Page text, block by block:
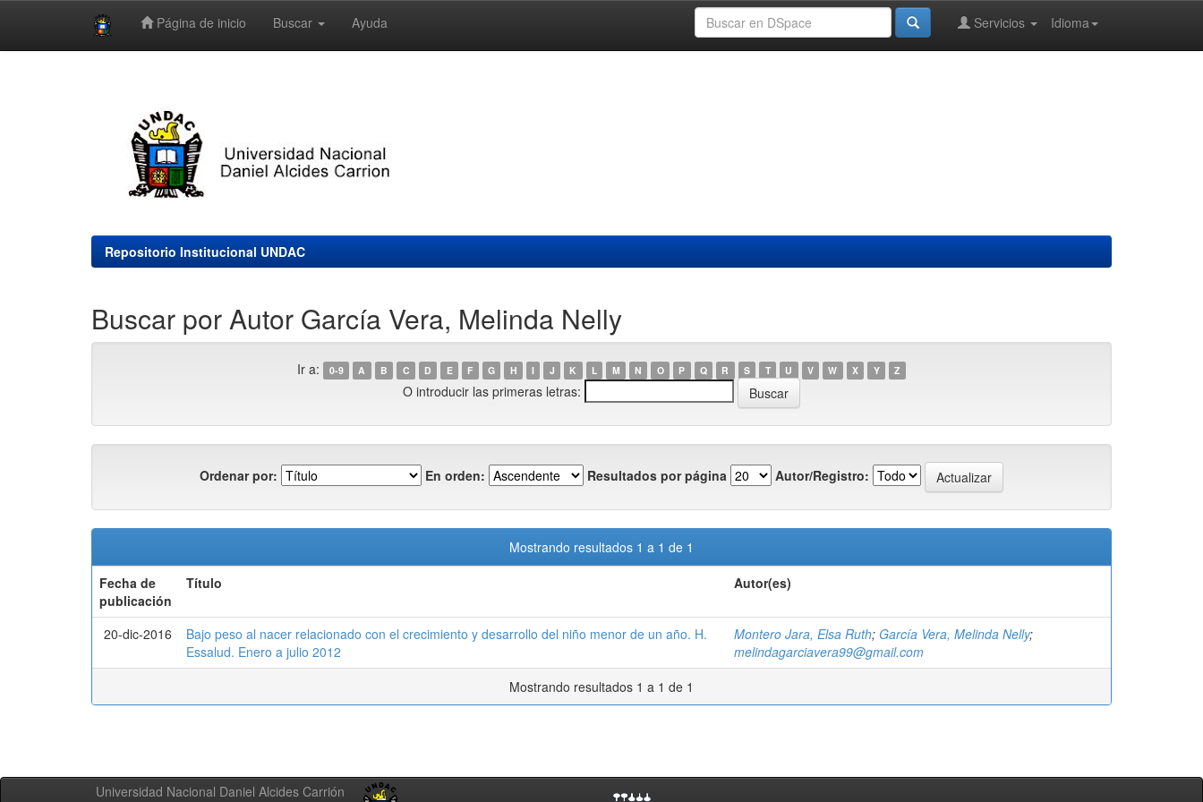
Página de inicio Buscar Ayuda Idioma
Servicios
Repositorio Institucional UNDAC
Buscar por Autor García Vera, Melinda Nelly
Ir a: 0-9 A B C D E F G H I J K L M N O P Q R S T U V W X Y Z
O introducir las primeras letras:
Ordenar por: En orden: Resultados por página Autor/Registro:
Mostrando resultados 1 a 1 de 1
Fecha de
publicación
Título Autor(es)
20-dic-2016
Bajo peso al nacer relacionado con el crecimiento y desarrollo del niño menor de un año. H.
Essalud. Enero a julio 2012
Montero Jara, Elsa Ruth; García Vera, Melinda Nelly;
melindagarciavera99@gmail.com
Mostrando resultados 1 a 1 de 1
Universidad Nacional Daniel Alcides Carrión